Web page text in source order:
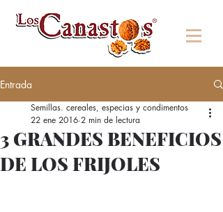
Entrada
3 GRANDES BENEFICIOS
DE LOS FRIJOLES
Semillas. cereales, especias y condimentos
22 ene 2016 2 min de lectura